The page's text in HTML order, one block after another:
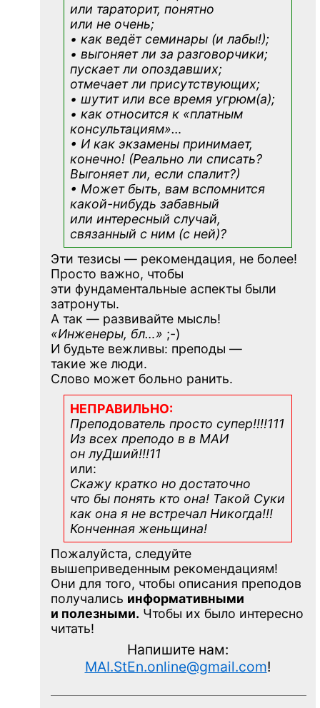
или тараторит, понятно
или не очень;
• как ведёт семинары (и лабы!);
• выгоняет ли за разговорчики;
пускает ли опоздавших;
отмечает ли присутствующих;
• шутит или все время угрюм(а);
• как относится к «платным
консультациям»…
• И как экзамены принимает,
конечно! (Реально ли списать?
Выгоняет ли, если спалит?)
• Может быть, вам вспомнится
какой-нибудь забавный
или интересный случай,
связанный с ним (с ней)?
Эти тезисы — рекомендация, не более!
Просто важно, чтобы
эти фундаментальные аспекты были
затронуты.
А так — развивайте мысль!
«Инженеры, бл…» ;-)
И будьте вежливы: преподы —
такие же люди.
Слово может больно ранить.
НЕПРАВИЛЬНО:
Преподователь просто супер!!!!111
Из всех преподо в в МАИ
он луДший!!!11
или:
Скажу кратко но достаточно
что бы понять кто она! Такой Суки
как она я не встречал Никогда!!!
Конченная женьщина!
Пожалуйста, следуйте
вышеприведенным рекомендациям!
Они для того, чтобы описания преподов
получались информативными
и полезными. Чтобы их было интересно
читать!
Напишите нам:
MAI.StEn.online@gmail.com!